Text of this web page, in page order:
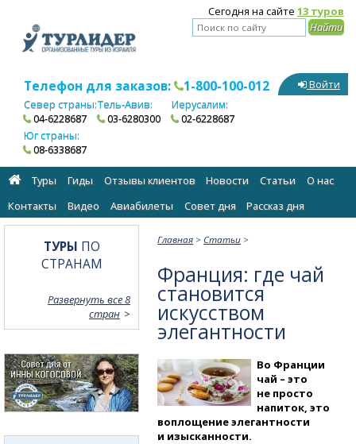
Сегодня на сайте 13 туров
Телефон для заказов: 1-800-100-012
Север страны:
04-6228687
Тель-Авив:
03-6280300
Иерусалим:
02-6228687
Юг страны:
08-6338687
Войти
Туры Гиды Отзывы клиентов Новости Статьи
О нас
Контакты
Видео Авиабилеты Cовет дня Рассказ дня
Главная > Статьи >
Франция: где чай
становится
искусством
элегантности
Во Франции
чай – это
не просто
напиток, это
воплощение элегантности
и изысканности.
ТУРЫ ПО
СТРАНАМ
Развернуть все 8
стран